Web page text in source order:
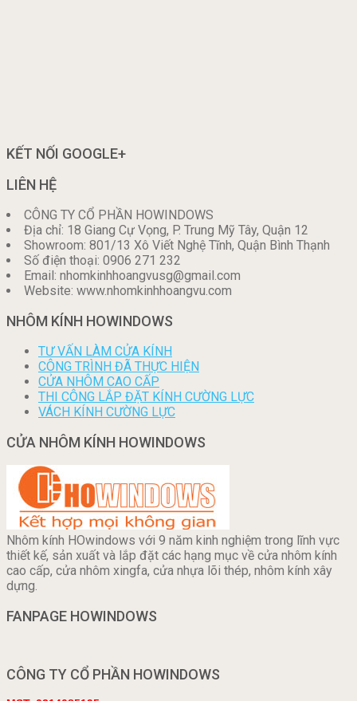
KẾT NỐI GOOGLE+
LIÊN HỆ
CÔNG TY CỔ PHẦN HOWINDOWS
Địa chỉ: 18 Giang Cự Vọng, P. Trung Mỹ Tây, Quận 12
Showroom: 801/13 Xô Viết Nghệ Tĩnh, Quận Bình Thạnh
Số điện thoại: 0906 271 232
Email: nhomkinhhoangvusg@gmail.com
Website: www.nhomkinhhoangvu.com
NHÔM KÍNH HOWINDOWS
TƯ VẤN LÀM CỬA KÍNH
CÔNG TRÌNH ĐÃ THỰC HIỆN
CỬA NHÔM CAO CẤP
THI CÔNG LẮP ĐẶT KÍNH CƯỜNG LỰC
VÁCH KÍNH CƯỜNG LỰC
CỬA NHÔM KÍNH HOWINDOWS
Nhôm kính HOwindows với 9 năm kinh nghiệm trong lĩnh vực
thiết kế, sản xuất và lắp đặt các hạng mục về cửa nhôm kính
cao cấp, cửa nhôm xingfa, cửa nhựa lõi thép, nhôm kính xây
dựng.
FANPAGE HOWINDOWS
CÔNG TY CỔ PHẦN HOWINDOWS